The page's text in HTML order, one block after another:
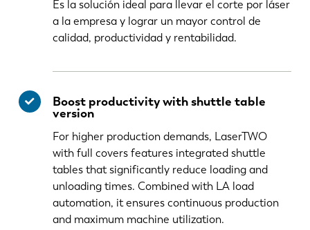
Es la solución ideal para llevar el corte por láser
a la empresa y lograr un mayor control de
calidad, productividad y rentabilidad.
Boost productivity with shuttle table
version
For higher production demands, LaserTWO
with full covers features integrated shuttle
tables that significantly reduce loading and
unloading times. Combined with LA load
automation, it ensures continuous production
and maximum machine utilization.